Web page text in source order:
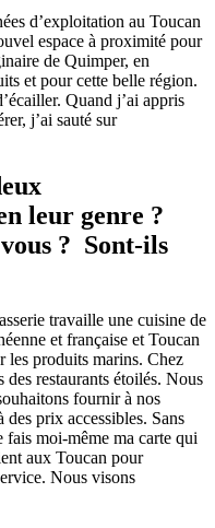
d’exploitation au Toucan
espace à proximité pour
de Quimper, en
et pour cette belle région.
Quand j’ai appris
j’ai sauté sur
leur genre ?
? Sont-ils
travaille une cuisine de
et française et Toucan
les produits marins. Chez
des restaurants étoilés. Nous
fournir à nos
des prix accessibles. Sans
fais moi-même ma carte qui
aux Toucan pour
Nous visons